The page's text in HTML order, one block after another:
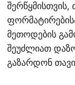
მეთოდების
შეუძლიათ
გაზარდონ